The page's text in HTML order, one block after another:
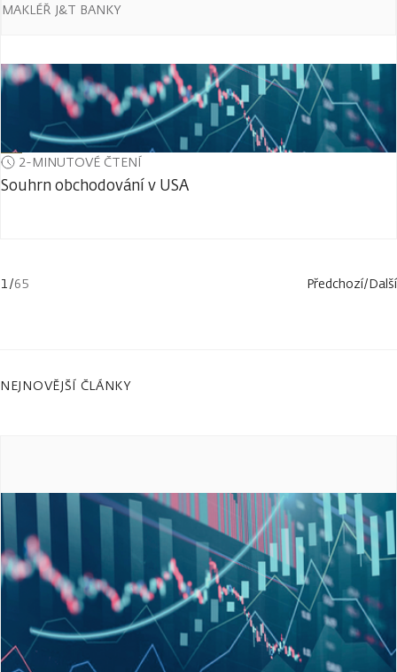
MAKLÉŘ J&T BANKY
2-MINUTOVÉ ČTENÍ
Souhrn obchodování v USA
1/65 Předchozí/Další
NEJNOVĚJŠÍ ČLÁNKY